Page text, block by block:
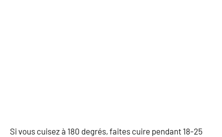
Si vous cuisez à 180 degrés, faites cuire pendant 18-25